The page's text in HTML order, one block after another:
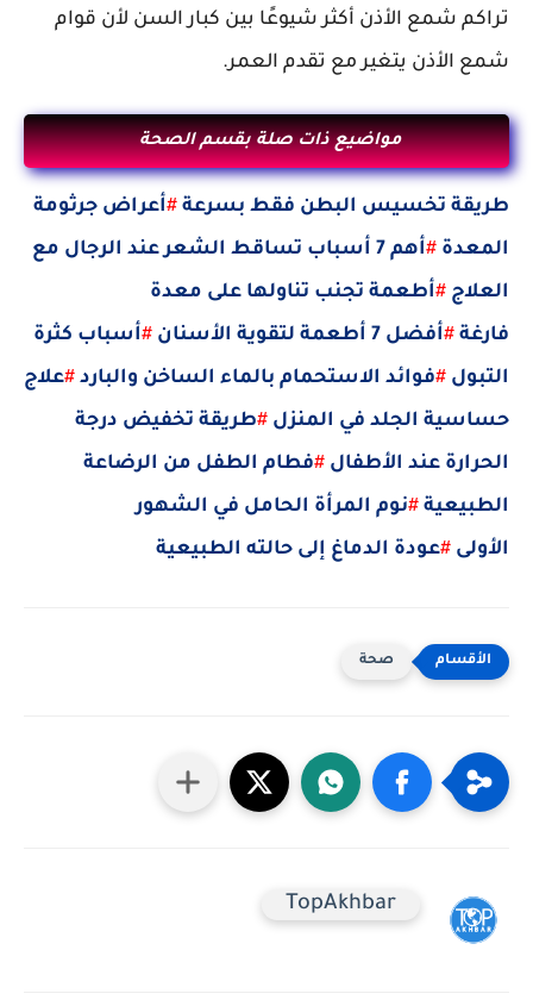
تراكم شمع الأذن أكثر شيوعًا بين كبار السن لأن قوام
شمع الأذن يتغير مع تقدم العمر.
مواضيع ذات صلة بقسم الصحة
طريقة تخسيس البطن فقط بسرعة #أعراض جرثومة
المعدة #
أهم 7 أسباب تساقط الشعر عند الرجال مع
العلاج #أطعمة تجنب تناولها على معدة
فارغة #أفضل 7 أطعمة لتقوية الأسنان #أسباب كثرة
التبول #فوائد الاستحمام بالماء الساخن والبارد #علاج
حساسية الجلد في المنزل #طريقة تخفيض درجة
الحرارة عند الأطفال #فطام الطفل من الرضاعة
الطبيعية #نوم المرأة الحامل في الشهور
الأولى #عودة الدماغ إلى حالته الطبيعية
صحة
TopAkhbar